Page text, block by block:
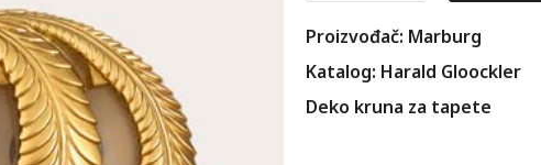
Proizvođač: Marburg
Katalog: Harald Gloockler
Deko kruna za tapete